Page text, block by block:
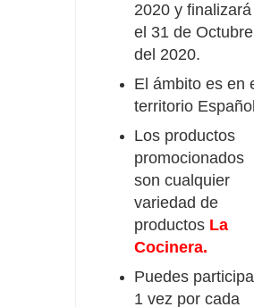
2020 y finalizará
el 31 de Octubre
del 2020.
El ámbito es en
territorio
Los productos
promocionados
son cualquier
variedad de
productos La
Cocinera.
Puedes
1 vez por cada